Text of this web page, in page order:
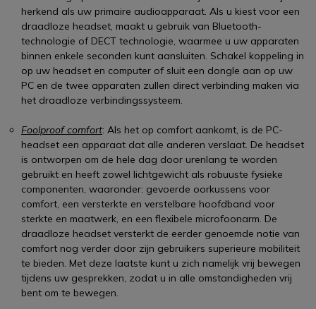
herkend als uw primaire audioapparaat. Als u kiest voor een
draadloze headset, maakt u gebruik van Bluetooth-
technologie of DECT technologie, waarmee u uw apparaten
binnen enkele seconden kunt aansluiten. Schakel koppeling in
op uw headset en computer of sluit een dongle aan op uw
PC en de twee apparaten zullen direct verbinding maken via
het draadloze verbindingssysteem.
Foolproof comfort: Als het op comfort aankomt, is de PC-
headset een apparaat dat alle anderen verslaat. De headset
is ontworpen om de hele dag door urenlang te worden
gebruikt en heeft zowel lichtgewicht als robuuste fysieke
componenten, waaronder: gevoerde oorkussens voor
comfort, een versterkte en verstelbare hoofdband voor
sterkte en maatwerk, en een flexibele microfoonarm. De
draadloze headset versterkt de eerder genoemde notie van
comfort nog verder door zijn gebruikers superieure mobiliteit
te bieden. Met deze laatste kunt u zich namelijk vrij bewegen
tijdens uw gesprekken, zodat u in alle omstandigheden vrij
bent om te bewegen.